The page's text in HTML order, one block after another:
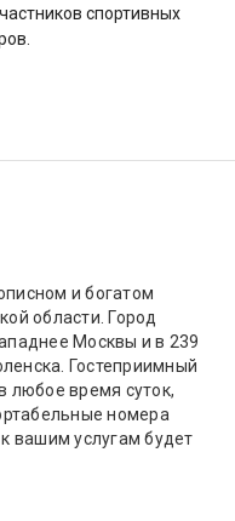
спортивных
и богатом
области. Город
Москвы и в 239
Гостеприимный
любое время суток,
номера
вашим услугам будет